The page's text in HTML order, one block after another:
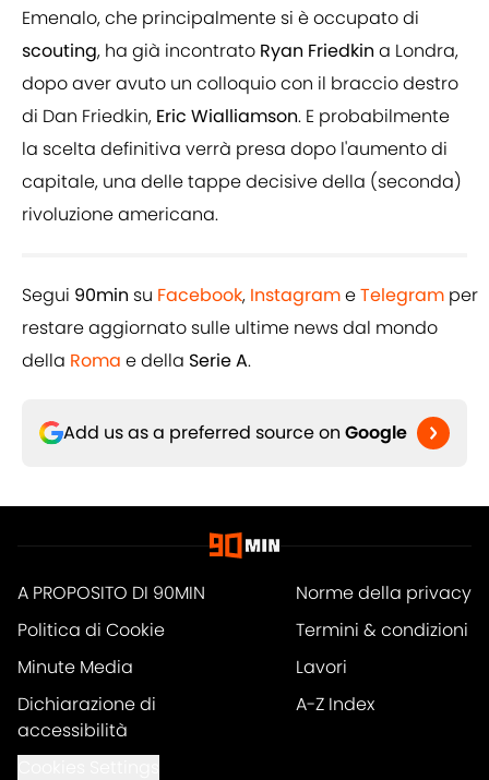
Emenalo, che principalmente si è occupato di
scouting, ha già incontrato Ryan Friedkin a Londra,
dopo aver avuto un colloquio con il braccio destro
di Dan Friedkin, Eric Wialliamson. E probabilmente
la scelta definitiva verrà presa dopo l'aumento di
capitale, una delle tappe decisive della (seconda)
rivoluzione americana.
Segui 90min su Facebook, InstagrameTelegram per
restare aggiornato sulle ultime news dal mondo
della Roma e della Serie A.
Add us as a preferred source on Google
A PROPOSITO DI 90MIN
Norme della privacy
Politica di Cookie
Termini & condizioni
Minute Media
Lavori
Dichiarazione di
accessibilità
A-Z Index